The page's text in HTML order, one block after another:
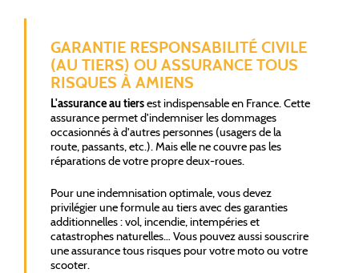
GARANTIE RESPONSABILITÉ CIVILE
(AU TIERS) OU ASSURANCE TOUS
RISQUES À AMIENS
L'assurance au tiersest indispensable en France. Cette
assurance permet d'indemniser les dommages
occasionnés à d'autres personnes (usagers de la
route, passants, etc.). Mais elle ne couvre pas les
réparations de votre propre deux-roues.
Pour une indemnisation optimale, vous devez
privilégier une formule au tiers avec des garanties
additionnelles : vol, incendie, intempéries et
catastrophes naturelles… Vous pouvez aussi souscrire
une assurance tous risques pour votre moto ou votre
scooter.